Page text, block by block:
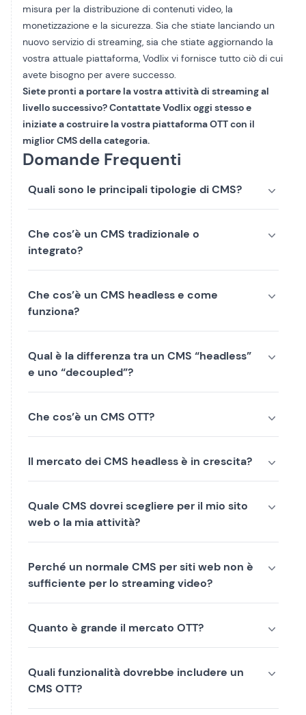
misura per la distribuzione di contenuti video, la
monetizzazione e la sicurezza. Sia che stiate lanciando un
nuovo servizio di streaming, sia che stiate aggiornando la
vostra attuale piattaforma, Vodlix vi fornisce tutto ciò di cui
avete bisogno per avere successo.
Siete pronti a portare la vostra attività di streaming al
livello successivo? Contattate Vodlix oggi stesso e
iniziate a costruire la vostra piattaforma OTT con il
miglior CMS della categoria.
Domande Frequenti
Quali sono le principali tipologie di CMS?
Che cos’è un CMS tradizionale o
integrato?
Che cos’è un CMS headless e come
funziona?
Qual è la differenza tra un CMS “headless”
e uno “decoupled”?
Che cos’è un CMS OTT?
Il mercato dei CMS headless è in crescita?
Quale CMS dovrei scegliere per il mio sito
web o la mia attività?
Perché un normale CMS per siti web non è
sufficiente per lo streaming video?
Quanto è grande il mercato OTT?
Quali funzionalità dovrebbe includere un
CMS OTT?